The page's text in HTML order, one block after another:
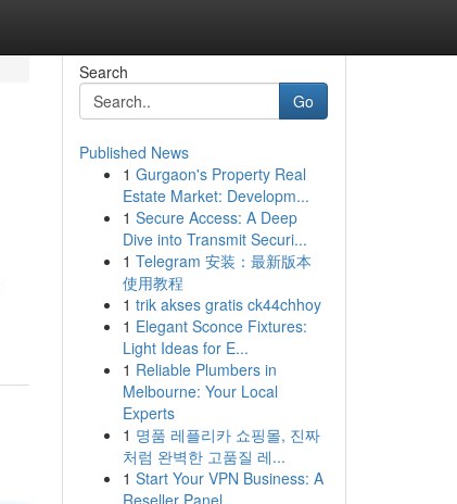
Search
Go
Published News
1 Gurgaon's Property Real
Estate Market: Developm...
1 Secure Access: A Deep
Dive into Transmit Securi...
1 Telegram 安装：最新版本
使用教程
1 trik akses gratis ck44chhoy
1 Elegant Sconce Fixtures:
Light Ideas for E...
1 Reliable Plumbers in
Melbourne: Your Local
Experts
1 명품 레플리카 쇼핑몰, 진짜
처럼 완벽한 고품질 레...
1 Start Your VPN Business: A
Reseller Panel ...